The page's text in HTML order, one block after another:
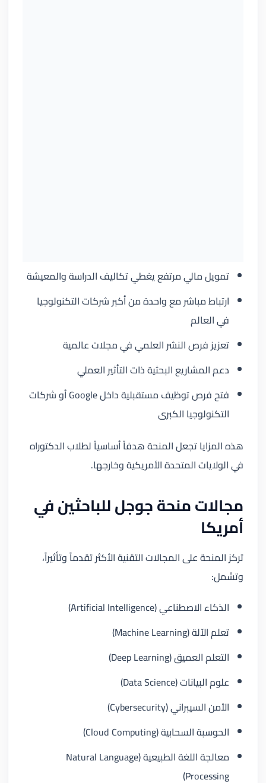
تمويل مالي مرتفع يغطي تكاليف الدراسة والمعيشة
ارتباط مباشر مع واحدة من أكبر شركات التكنولوجيا
في العالم
تعزيز فرص النشر العلمي في مجلات عالمية
دعم المشاريع البحثية ذات التأثير العملي
فتح فرص توظيف مستقبلية داخل Google أو شركات
التكنولوجيا الكبرى
هذه المزايا تجعل المنحة هدفاً أساسياً لطلاب الدكتوراه
في الولايات المتحدة الأمريكية وخارجها.
مجالات منحة جوجل للباحثين في
أمريكا
تركز المنحة على المجالات التقنية الأكثر تقدماً وتأثيراً،
وتشمل:
الذكاء الاصطناعي (Artificial Intelligence)
تعلم الآلة (Machine Learning)
التعلم العميق (Deep Learning)
علوم البيانات (Data Science)
الأمن السيبراني (Cybersecurity)
الحوسبة السحابية (Cloud Computing)
معالجة اللغة الطبيعية (Natural Language
Processing)